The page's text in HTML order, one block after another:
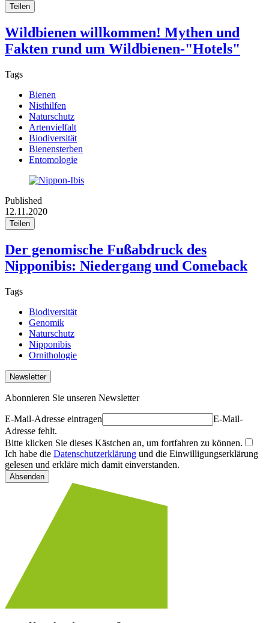
Teilen
Wildbienen willkommen! Mythen und
Fakten rund um Wildbienen-"Hotels"
Tags
Bienen
Nisthilfen
Naturschutz
Artenvielfalt
Biodiversität
Bienensterben
Entomologie
Published
12.11.2020
Teilen
Der genomische Fußabdruck des
Nipponibis: Niedergang und Comeback
Tags
Biodiversität
Genomik
Naturschutz
Nipponibis
Ornithologie
Newsletter
Abonnieren Sie unseren Newsletter
E-Mail-Adresse eintragen
E-Mail-
Adresse fehlt.
Bitte klicken Sie dieses Kästchen an, um fortfahren zu können.
Ich habe die Datenschutzerklärung und die Einwilligungserklärung
gelesen und erkläre mich damit einverstanden.
Absenden